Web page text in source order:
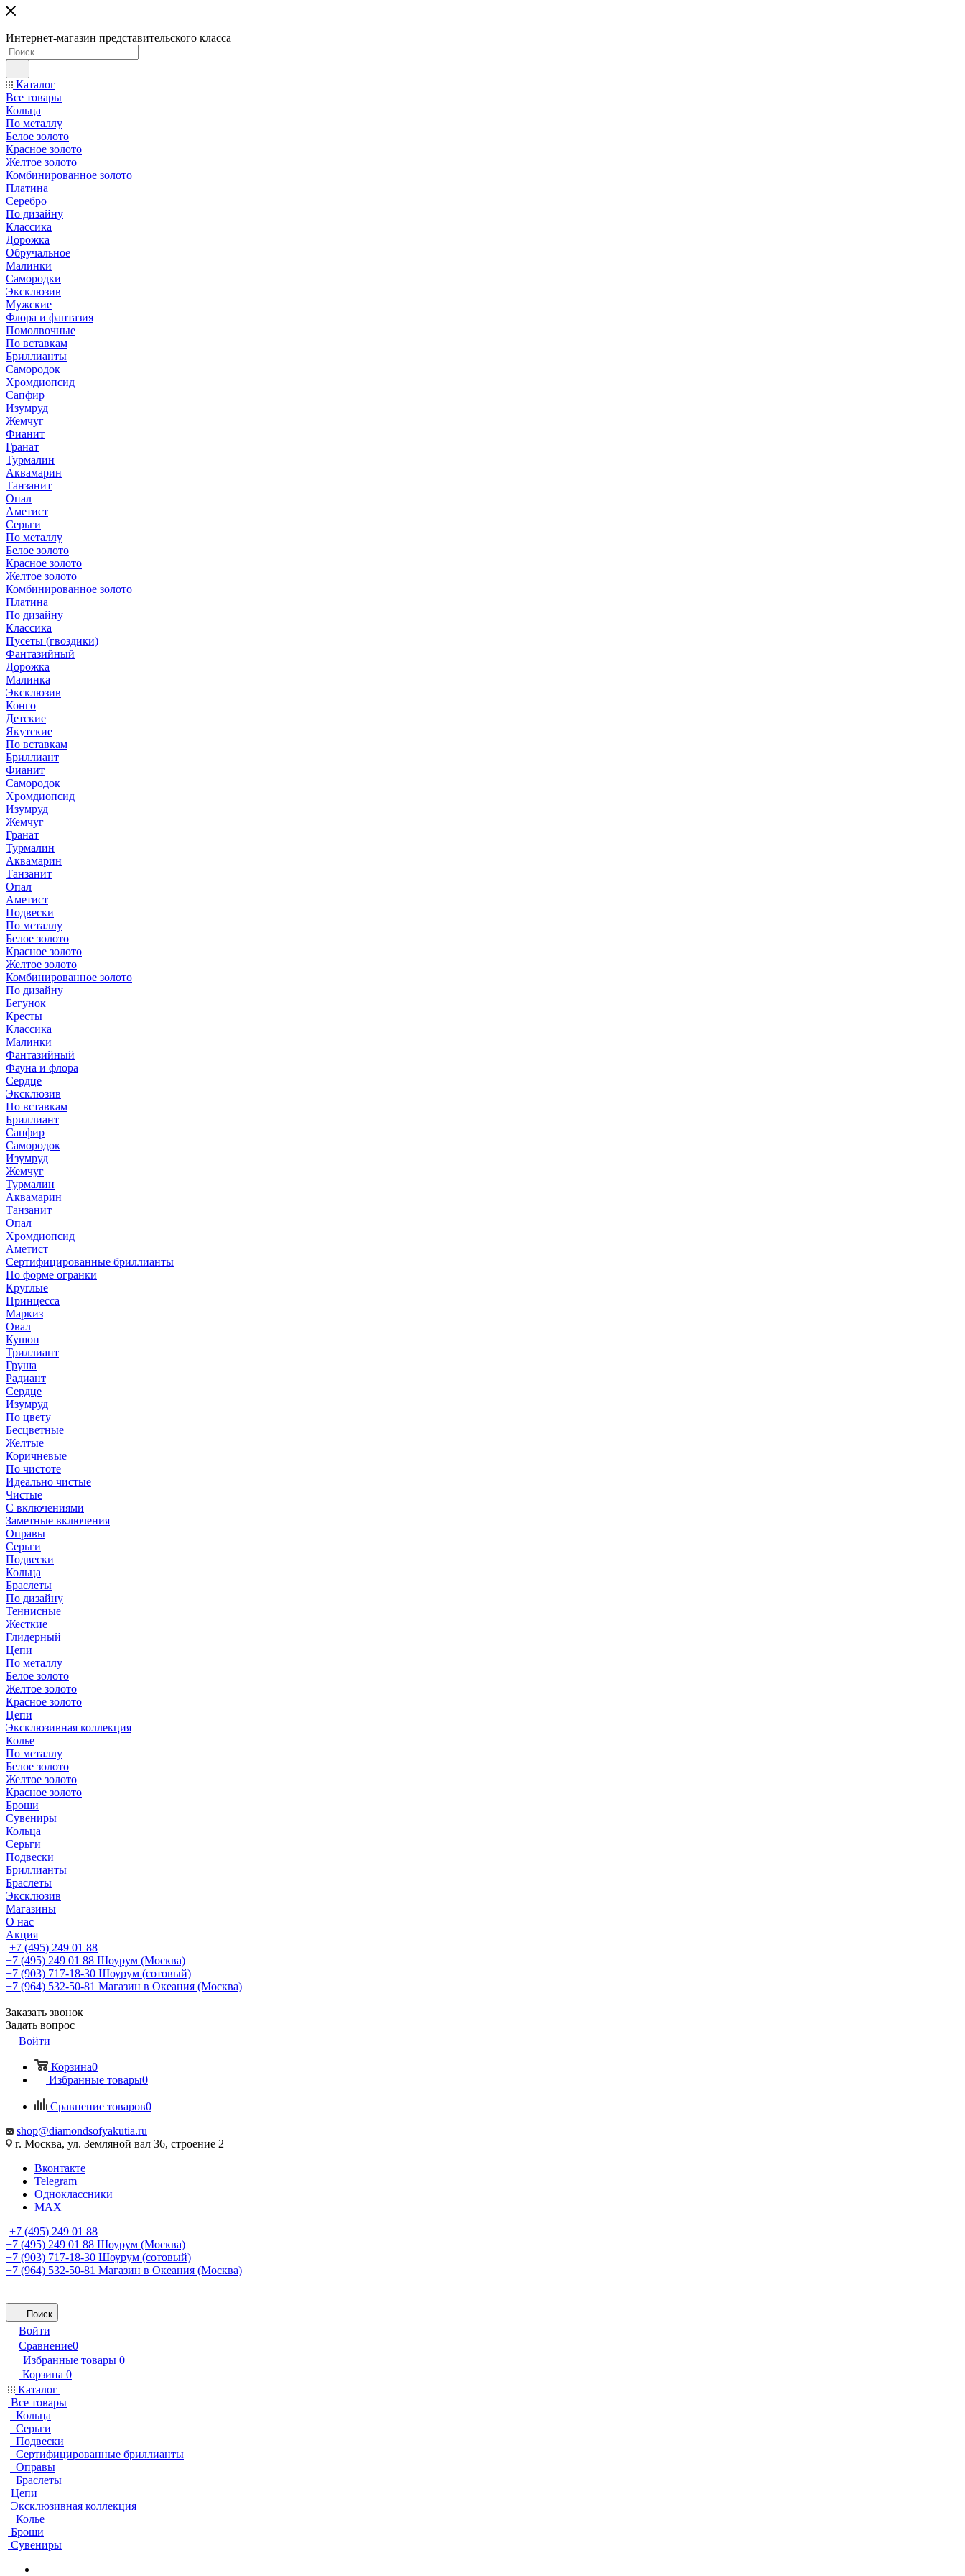
Интернет-магазин представительского класса
Каталог
Все товары
Кольца
По металлу
Белое золото
Красное золото
Желтое золото
Комбинированное золото
Платина
Серебро
По дизайну
Классика
Дорожка
Обручальное
Малинки
Самородки
Эксклюзив
Мужские
Флора и фантазия
Помолвочные
По вставкам
Бриллианты
Самородок
Хромдиопсид
Сапфир
Изумруд
Жемчуг
Фианит
Гранат
Турмалин
Аквамарин
Танзанит
Опал
Аметист
Серьги
По металлу
Белое золото
Красное золото
Желтое золото
Комбинированное золото
Платина
По дизайну
Классика
Пусеты (гвоздики)
Фантазийный
Дорожка
Малинка
Эксклюзив
Конго
Детские
Якутские
По вставкам
Бриллиант
Фианит
Самородок
Хромдиопсид
Изумруд
Жемчуг
Гранат
Турмалин
Аквамарин
Танзанит
Опал
Аметист
Подвески
По металлу
Белое золото
Красное золото
Желтое золото
Комбинированное золото
По дизайну
Бегунок
Кресты
Классика
Малинки
Фантазийный
Фауна и флора
Сердце
Эксклюзив
По вставкам
Бриллиант
Сапфир
Самородок
Изумруд
Жемчуг
Турмалин
Аквамарин
Танзанит
Опал
Хромдиопсид
Аметист
Сертифицированные бриллианты
По форме огранки
Круглые
Принцесса
Маркиз
Овал
Кушон
Триллиант
Груша
Радиант
Сердце
Изумруд
По цвету
Бесцветные
Желтые
Коричневые
По чистоте
Идеально чистые
Чистые
С включениями
Заметные включения
Оправы
Серьги
Подвески
Кольца
Браслеты
По дизайну
Теннисные
Жесткие
Глидерный
Цепи
По металлу
Белое золото
Желтое золото
Красное золото
Цепи
Эксклюзивная коллекция
Колье
По металлу
Белое золото
Желтое золото
Красное золото
Броши
Сувениры
Кольца
Серьги
Подвески
Бриллианты
Браслеты
Эксклюзив
Магазины
О нас
Акция
+7 (495) 249 01 88
+7 (495) 249 01 88 Шоурум (Москва)
+7 (903) 717-18-30 Шоурум (сотовый)
+7 (964) 532-50-81 Магазин в Океания (Москва)
Заказать звонок
Задать вопрос
Войти
Корзина0
Избранные товары0
Сравнение товаров0
shop@diamondsofyakutia.ru
г. Москва, ул. Земляной вал 36, строение 2
Вконтакте
Telegram
Одноклассники
MAX
+7 (495) 249 01 88
+7 (495) 249 01 88 Шоурум (Москва)
+7 (903) 717-18-30 Шоурум (сотовый)
+7 (964) 532-50-81 Магазин в Океания (Москва)
Поиск
Войти
Сравнение0
Избранные товары 0
Корзина 0
Каталог
Все товары
Кольца
Серьги
Подвески
Сертифицированные бриллианты
Оправы
Браслеты
Цепи
Эксклюзивная коллекция
Колье
Броши
Сувениры